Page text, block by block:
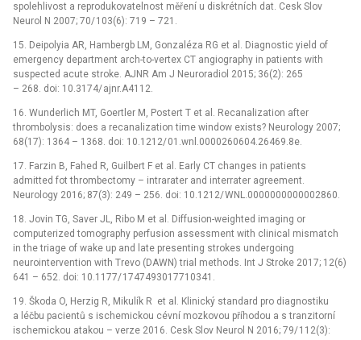
spolehlivost a reprodukovatelnost měření u diskrétních dat. Cesk Slov
Neurol N 2007; 70/ 103(6): 719 –⁠ 721.
15. Deipolyia AR, Hambergb LM, Gonzaléza RG et al. Dia­gnostic yield of
emergency department arch-to-vertex CT angiography in patients with
suspected acute stroke. AJNR Am J Neuroradiol 2015; 36(2): 265
–⁠ 268. doi: 10.3174/ ajnr.A4112.
16. Wunderlich MT, Goertler M, Postert T et al. Recanalization after
thrombolysis: does a recanalization time window exists? Neurology 2007;
68(17): 1364 –⁠ 1368. doi: 10.1212/ 01.wnl.0000260604.26469.8e.
17. Farzin B, Fahed R, Guilbert F et al. Early CT changes in patients
admitted fot thrombectomy –⁠ intrarater and inter­rater agreement.
Neurology 2016; 87(3): 249 –⁠ 256. doi: 10.1212/ WNL.0000000000002860.
18. Jovin TG, Saver JL, Ribo M et al. Dif­fusion-weighted imag­­ing or
computerized tomography perfusion as­ses­sment with clinical mismatch
in the triage of wake up and late present­­ing strokes undergo­­ing
neurointervention with Trevo (DAWN) trial methods. Int J Stroke 2017; 12(6)
641 –⁠ 652. doi: 10.1177/ 1747493017710341.
19. Škoda O, Herzig R, Mikulík R et al. Klinický standard pro dia­gnostiku
a léčbu pa­cientů s ischemickou cévní mozkovou příhodou a s tranzitorní
ischemickou atakou –⁠ verze 2016. Cesk Slov Neurol N 2016; 79/ 112(3):